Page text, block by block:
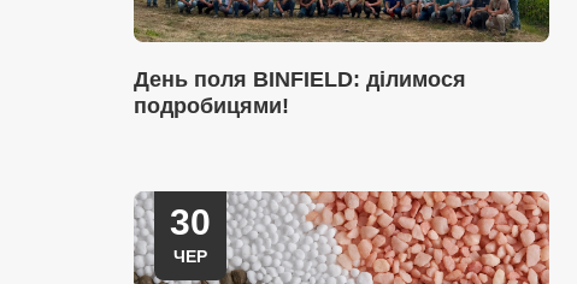
День поля BINFIELD: ділимося
подробицями!
30
ЧЕР